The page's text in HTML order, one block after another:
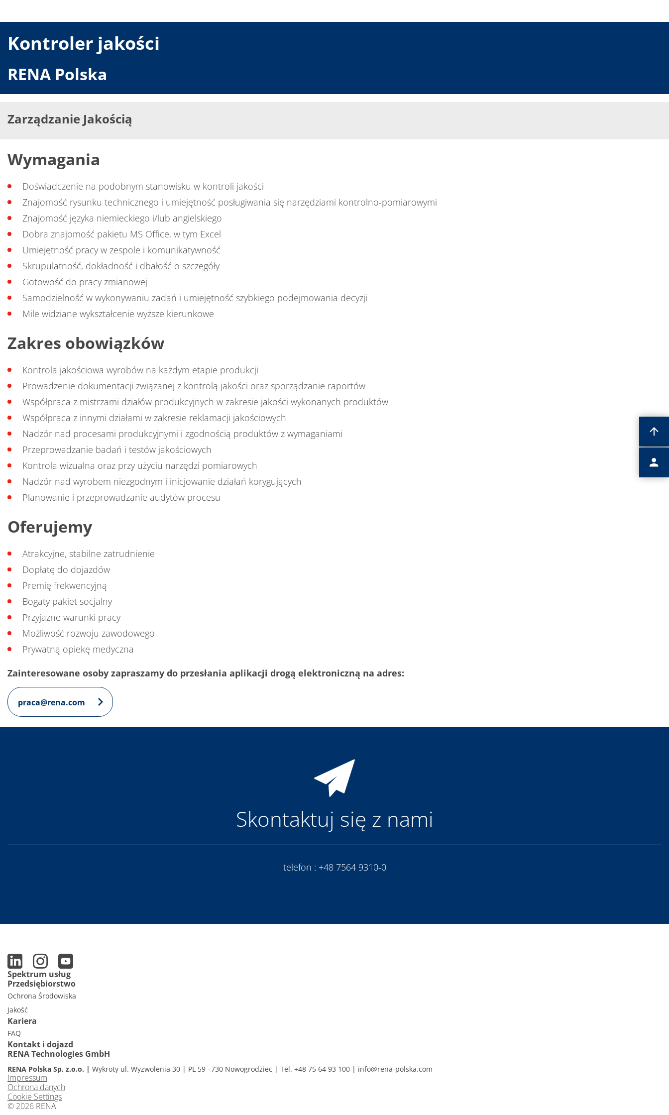
Kontroler jakości
RENA Polska
Zarządzanie Jakością
Wymagania
Doświadczenie na podobnym stanowisku w kontroli jakości
Znajomość rysunku technicznego i umiejętność posługiwania się narzędziami kontrolno-pomiarowymi
Znajomość języka niemieckiego i/lub angielskiego
Dobra znajomość pakietu MS Office, w tym Excel
Umiejętność pracy w zespole i komunikatywność
Skrupulatność, dokładność i dbałość o szczegóły
Gotowość do pracy zmianowej
Samodzielność w wykonywaniu zadań i umiejętność szybkiego podejmowania decyzji
Mile widziane wykształcenie wyższe kierunkowe
Zakres obowiązków
Kontrola jakościowa wyrobów na każdym etapie produkcji
Prowadzenie dokumentacji związanej z kontrolą jakości oraz sporządzanie raportów
Współpraca z mistrzami działów produkcyjnych w zakresie jakości wykonanych produktów
Współpraca z innymi działami w zakresie reklamacji jakościowych
Nadzór nad procesami produkcyjnymi i zgodnością produktów z wymaganiami
Przeprowadzanie badań i testów jakościowych
Kontrola wizualna oraz przy użyciu narzędzi pomiarowych
Nadzór nad wyrobem niezgodnym i inicjowanie działań korygujących
Planowanie i przeprowadzanie audytów procesu
Oferujemy
Atrakcyjne, stabilne zatrudnienie
Dopłatę do dojazdów
Premię frekwencyjną
Bogaty pakiet socjalny
Przyjazne warunki pracy
Możliwość rozwoju zawodowego
Prywatną opiekę medyczna
Zainteresowane osoby zapraszamy do przesłania aplikacji drogą elektroniczną na adres:
praca@rena.com
Skontaktuj się z nami
telefon : +48 7564 9310-0
Spektrum usług
Przedsiębiorstwo
Ochrona Środowiska
Jakość
Kariera
FAQ
Kontakt i dojazd
RENA Technologies GmbH
RENA Polska Sp. z.o.o. Wykroty ul. Wyzwolenia 30 PL 59 –730 Nowogrodziec Tel. +48 75 64 93 100 | info@rena-polska.com
Impressum
Ochrona danych
Cookie Settings
© 2026 RENA